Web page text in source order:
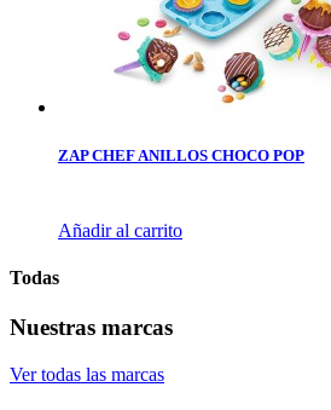
ZAP CHEF ANILLOS CHOCO POP
Añadir al carrito
Todas
Nuestras marcas
Ver todas las marcas